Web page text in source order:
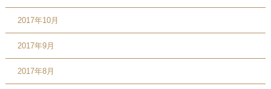
2017年10月
2017年9月
2017年8月